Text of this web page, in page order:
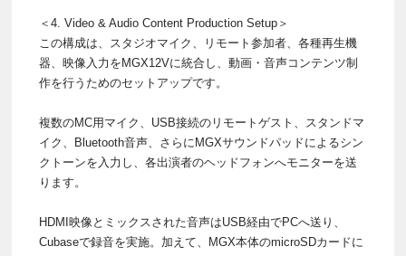
＜4. Video & Audio Content Production Setup＞
この構成は、スタジオマイク、リモート参加者、各種再生機
器、映像入力をMGX12Vに統合し、動画・音声コンテンツ制
作を行うためのセットアップです。
複数のMC用マイク、USB接続のリモートゲスト、スタンドマ
イク、Bluetooth音声、さらにMGXサウンドパッドによるシン
クトーンを入力し、各出演者のヘッドフォンへモニターを送
ります。
HDMI映像とミックスされた音声はUSB経由でPCへ送り、
Cubaseで録音を実施。加えて、MGX本体のmicroSDカードに